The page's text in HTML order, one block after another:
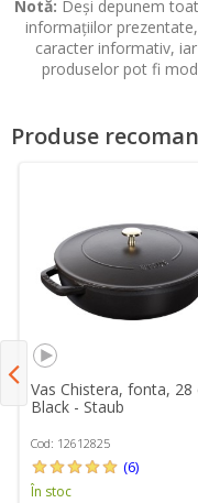
Notă: Deși depunem
informațiilor
caracter informativ,
produselor pot fi
Produse
Vas Chistera, fonta, 28
Black - Staub
Cod: 12612825
(6)
În stoc